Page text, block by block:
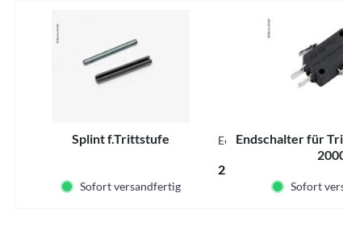
Splint f.Trittstufe E6244
2,63 € *
Sofort versandfertig
Endschalter für
Sofort